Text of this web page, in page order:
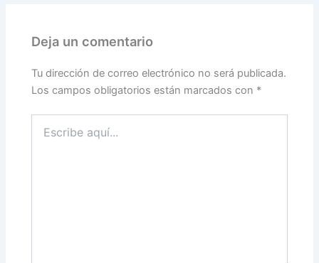
Deja un comentario
Tu dirección de correo electrónico no será publicada.
Los campos obligatorios están marcados con *
aquí...